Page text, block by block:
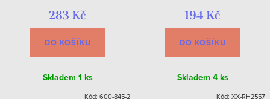
283 Kč
DO KOŠÍKU
Skladem 1 ks
Kód: 600-845-2
194 Kč
DO KOŠÍKU
Skladem 4 ks
Kód: XX-RH2557